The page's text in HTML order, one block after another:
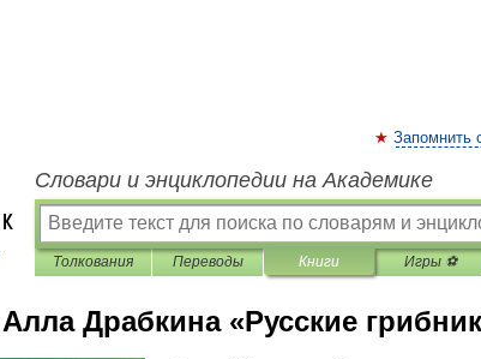
Запомнить
Словари и энциклопедии на Академике
Толкования Переводы Книги Игры ⚽
Алла Драбкина «Русские